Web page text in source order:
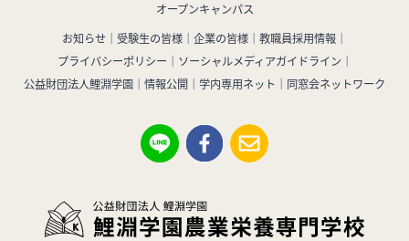
オープンキャンパス
お知らせ
受験生の皆様 企業の皆様
教職員採用情報
プライバシーポリシー
ソーシャルメディアガイドライン
公益財団法人鯉淵学園
情報公開 学内専用ネット 同窓会ネットワーク